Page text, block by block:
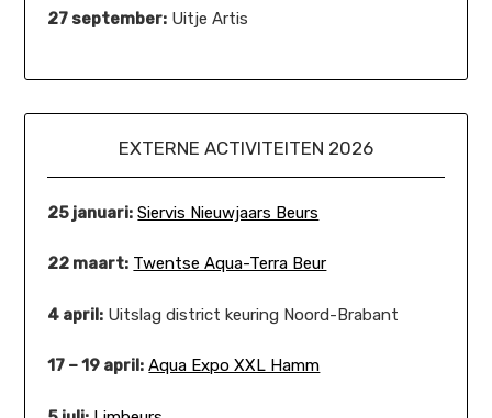
27 september: Uitje Artis
EXTERNE ACTIVITEITEN 2026
25 januari: Siervis Nieuwjaars Beurs
22 maart: Twentse Aqua-Terra Beur
4 april: Uitslag district keuring Noord-Brabant
17 – 19 april: Aqua Expo XXL Hamm